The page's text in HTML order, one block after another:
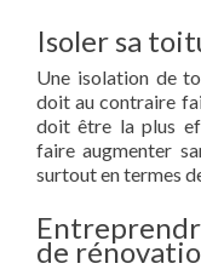
Isoler sa
Une isolation de
doit au contraire
doit être la plus
faire augmenter
surtout en termes
de